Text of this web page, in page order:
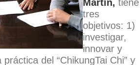
Martín, tiene
tres
objetivos: 1)
investigar,
innovar y
del “ChikungTai Chi” y